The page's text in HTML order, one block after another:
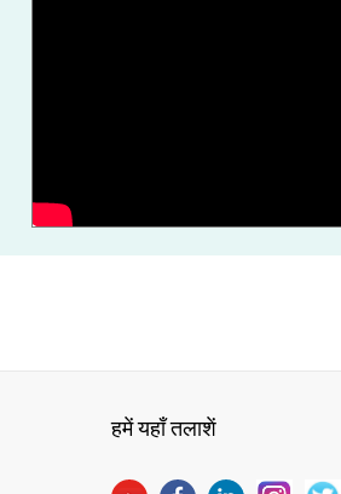
हमें यहाँ तलाशें